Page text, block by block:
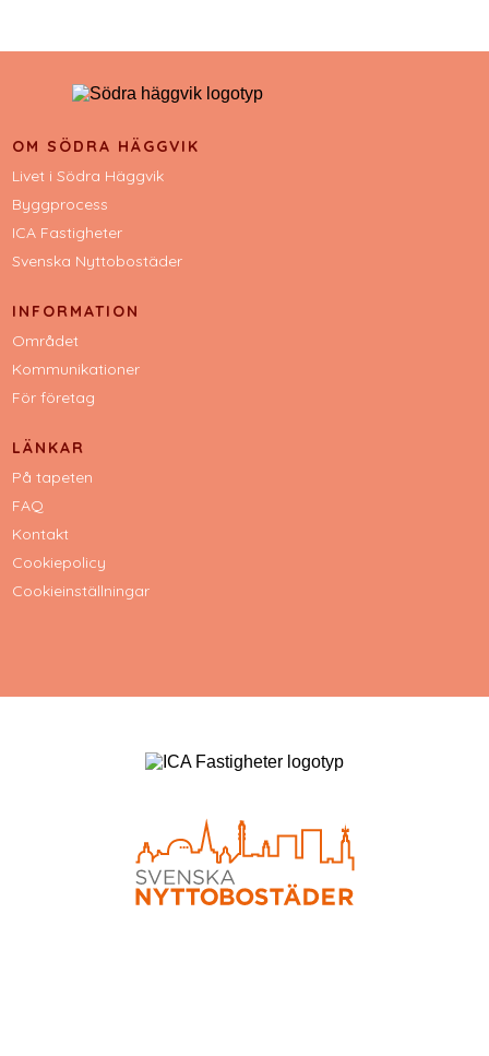
OM SÖDRA HÄGGVIK
Livet i Södra Häggvik
Byggprocess
ICA Fastigheter
Svenska Nyttobostäder
INFORMATION
Området
Kommunikationer
För företag
LÄNKAR
På tapeten
FAQ
Kontakt
Cookiepolicy
Cookieinställningar